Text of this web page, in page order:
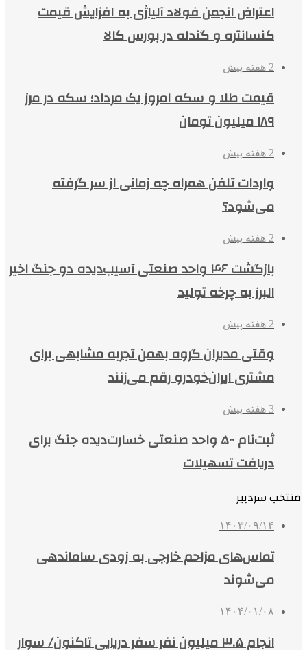
اعتراض انجمن فولاد آلیاژی به افزایش قیمت
کنسانتره و گندله در بورس کالا
2 هفته پیش
قیمت طلا و سکه امروز یک مرداد؛ سکه در مرز
۱۸۹ میلیون تومان
2 هفته پیش
واردات تلفن همراه چه زمانی از سر گرفته
می‌شود؟
2 هفته پیش
بازگشت ۴۶ واحد صنعتی آسیب‌دیده دو جنگ اخیر
البرز به چرخه تولید
2 هفته پیش
وقتی مدیران گروه بهمن تجربه مشابهی برای
مشتری ایران‌خودرو رقم می‌زنند
3 هفته پیش
ثبت‌نام ۵۰۰ واحد صنعتی خسارت‌دیده جنگ برای
دریافت تسهیلات
منتخب سردبیر
۱۴۰۳/۰۹/۱۴
تماس‌های مزاحم خارجی به زودی ساماندهی
می‌شوند
۱۴۰۴/۰۱/۰۸
انجام ۳.۵ میلیون نفر سفر دریایی تاکنون/ سوار